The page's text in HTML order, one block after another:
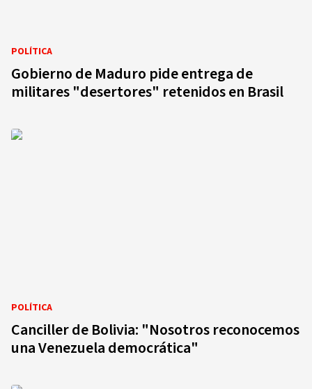
POLÍTICA
Gobierno de Maduro pide entrega de
militares "desertores" retenidos en Brasil
POLÍTICA
Canciller de Bolivia: "Nosotros reconocemos
una Venezuela democrática"